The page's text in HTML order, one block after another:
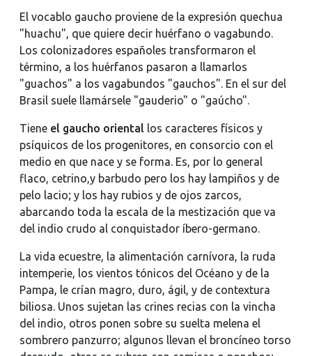
El vocablo gaucho proviene de la expresión quechua
"huachu", que quiere decir huérfano o vagabundo.
Los colonizadores españoles transformaron el
término, a los huérfanos pasaron a llamarlos
"guachos" a los vagabundos "gauchos". En el sur del
Brasil suele llamársele "gauderio" o "gaúcho".
Tiene el gaucho orientallos caracteres físicos y
psíquicos de los progenitores, en consorcio con el
medio en que nace y se forma. Es, por lo general
flaco, cetrino,y barbudo pero los hay lampiños y de
pelo lacio; y los hay rubios y de ojos zarcos,
abarcando toda la escala de la mestización que va
del indio crudo al conquistador íbero-germano.
La vida ecuestre, la alimentación carnívora, la ruda
intemperie, los vientos tónicos del Océano y de la
Pampa, le crían magro, duro, ágil, y de contextura
biliosa. Unos sujetan las crines recias con la vincha
del indio, otros ponen sobre su suelta melena el
sombrero panzurro; algunos llevan el broncíneo torso